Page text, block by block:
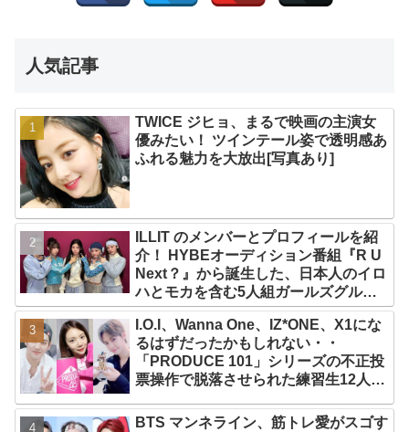
人気記事
TWICE ジヒョ、まるで映画の主演女
優みたい！ ツインテール姿で透明感あ
ふれる魅力を大放出[写真あり]
ILLIT のメンバーとプロフィールを紹
介！ HYBEオーディション番組『R U
Next？』から誕生した、日本人のイロ
ハとモカを含む5人組ガールズグルー
プ！ デビュー曲「Magnetic」がいき
なりの大ヒット
I.O.I、Wanna One、IZ*ONE、X1にな
るはずだったかもしれない・・
「PRODUCE 101」シリーズの不正投
票操作で脱落させられた練習生12人の
BTS マンネライン、筋トレ愛がスゴす